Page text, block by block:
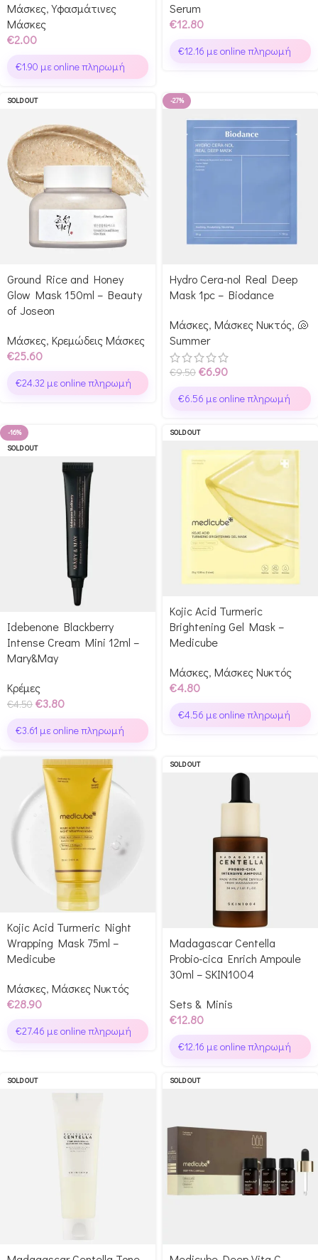
Μάσκες, Υφασμάτινες
Μάσκες
€2.00
€1.90 με online πληρωμή
Serum
€12.80
€12.16 με online πληρωμή
SOLD OUT
Ground Rice and Honey
Glow Mask 150ml – Beauty
of Joseon
Μάσκες, Κρεμώδεις Μάσκες
€25.60
€24.32 με online πληρωμή
-27%
Hydro Cera-nol Real Deep
Mask 1pc – Biodance
Μάσκες, Μάσκες Νυκτός, 🐚
Summer
€9.50 €6.90
€6.56 με online πληρωμή
-16%
SOLD OUT
Idebenone Blackberry
Intense Cream Mini 12ml –
Mary&May
Κρέμες
€4.50 €3.80
€3.61 με online πληρωμή
SOLD OUT
Kojic Acid Turmeric
Brightening Gel Mask –
Medicube
Μάσκες, Μάσκες Νυκτός
€4.80
€4.56 με online πληρωμή
Kojic Acid Turmeric Night
Wrapping Mask 75ml –
Medicube
Μάσκες, Μάσκες Νυκτός
€28.90
€27.46 με online πληρωμή
SOLD OUT
Madagascar Centella
Probio-cica Enrich Ampoule
30ml – SKIN1004
Sets & Minis
€12.80
€12.16 με online πληρωμή
SOLD OUT SOLD OUT